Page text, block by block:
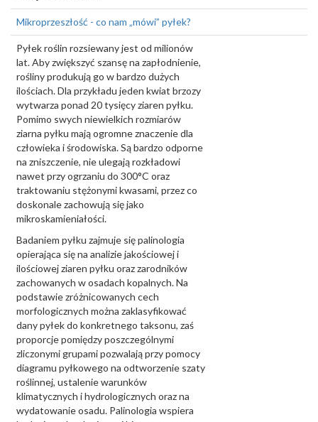
Mikroprzeszłość - co nam „mówi” pyłek?
Pyłek roślin rozsiewany jest od milionów
lat. Aby zwiększyć szansę na zapłodnienie,
rośliny produkują go w bardzo dużych
ilościach. Dla przykładu jeden kwiat brzozy
wytwarza ponad 20 tysięcy ziaren pyłku.
Pomimo swych niewielkich rozmiarów
ziarna pyłku mają ogromne znaczenie dla
człowieka i środowiska. Są bardzo odporne
na zniszczenie, nie ulegają rozkładowi
nawet przy ogrzaniu do 300°C oraz
traktowaniu stężonymi kwasami, przez co
doskonale zachowują się jako
mikroskamieniałości.
Badaniem pyłku zajmuje się palinologia
opierająca się na analizie jakościowej i
ilościowej ziaren pyłku oraz zarodników
zachowanych w osadach kopalnych. Na
podstawie zróżnicowanych cech
morfologicznych można zaklasyfikować
dany pyłek do konkretnego taksonu, zaś
proporcje pomiędzy poszczególnymi
zliczonymi grupami pozwalają przy pomocy
diagramu pyłkowego na odtworzenie szaty
roślinnej, ustalenie warunków
klimatycznych i hydrologicznych oraz na
wydatowanie osadu. Palinologia wspiera